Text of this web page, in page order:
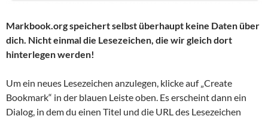
Markbook.org speichert selbst überhaupt keine Daten über
dich. Nicht einmal die Lesezeichen, die wir gleich dort
hinterlegen werden!
Um ein neues Lesezeichen anzulegen, klicke auf „Create
Bookmark“ in der blauen Leiste oben. Es erscheint dann ein
Dialog, in dem du einen Titel und die URL des Lesezeichen